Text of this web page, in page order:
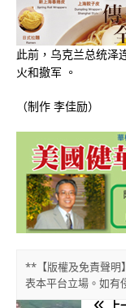
此前，乌克兰总统泽
火和撤军 。
（制作 李佳励）
**【版權及免責聲明
表本平台立場。如有